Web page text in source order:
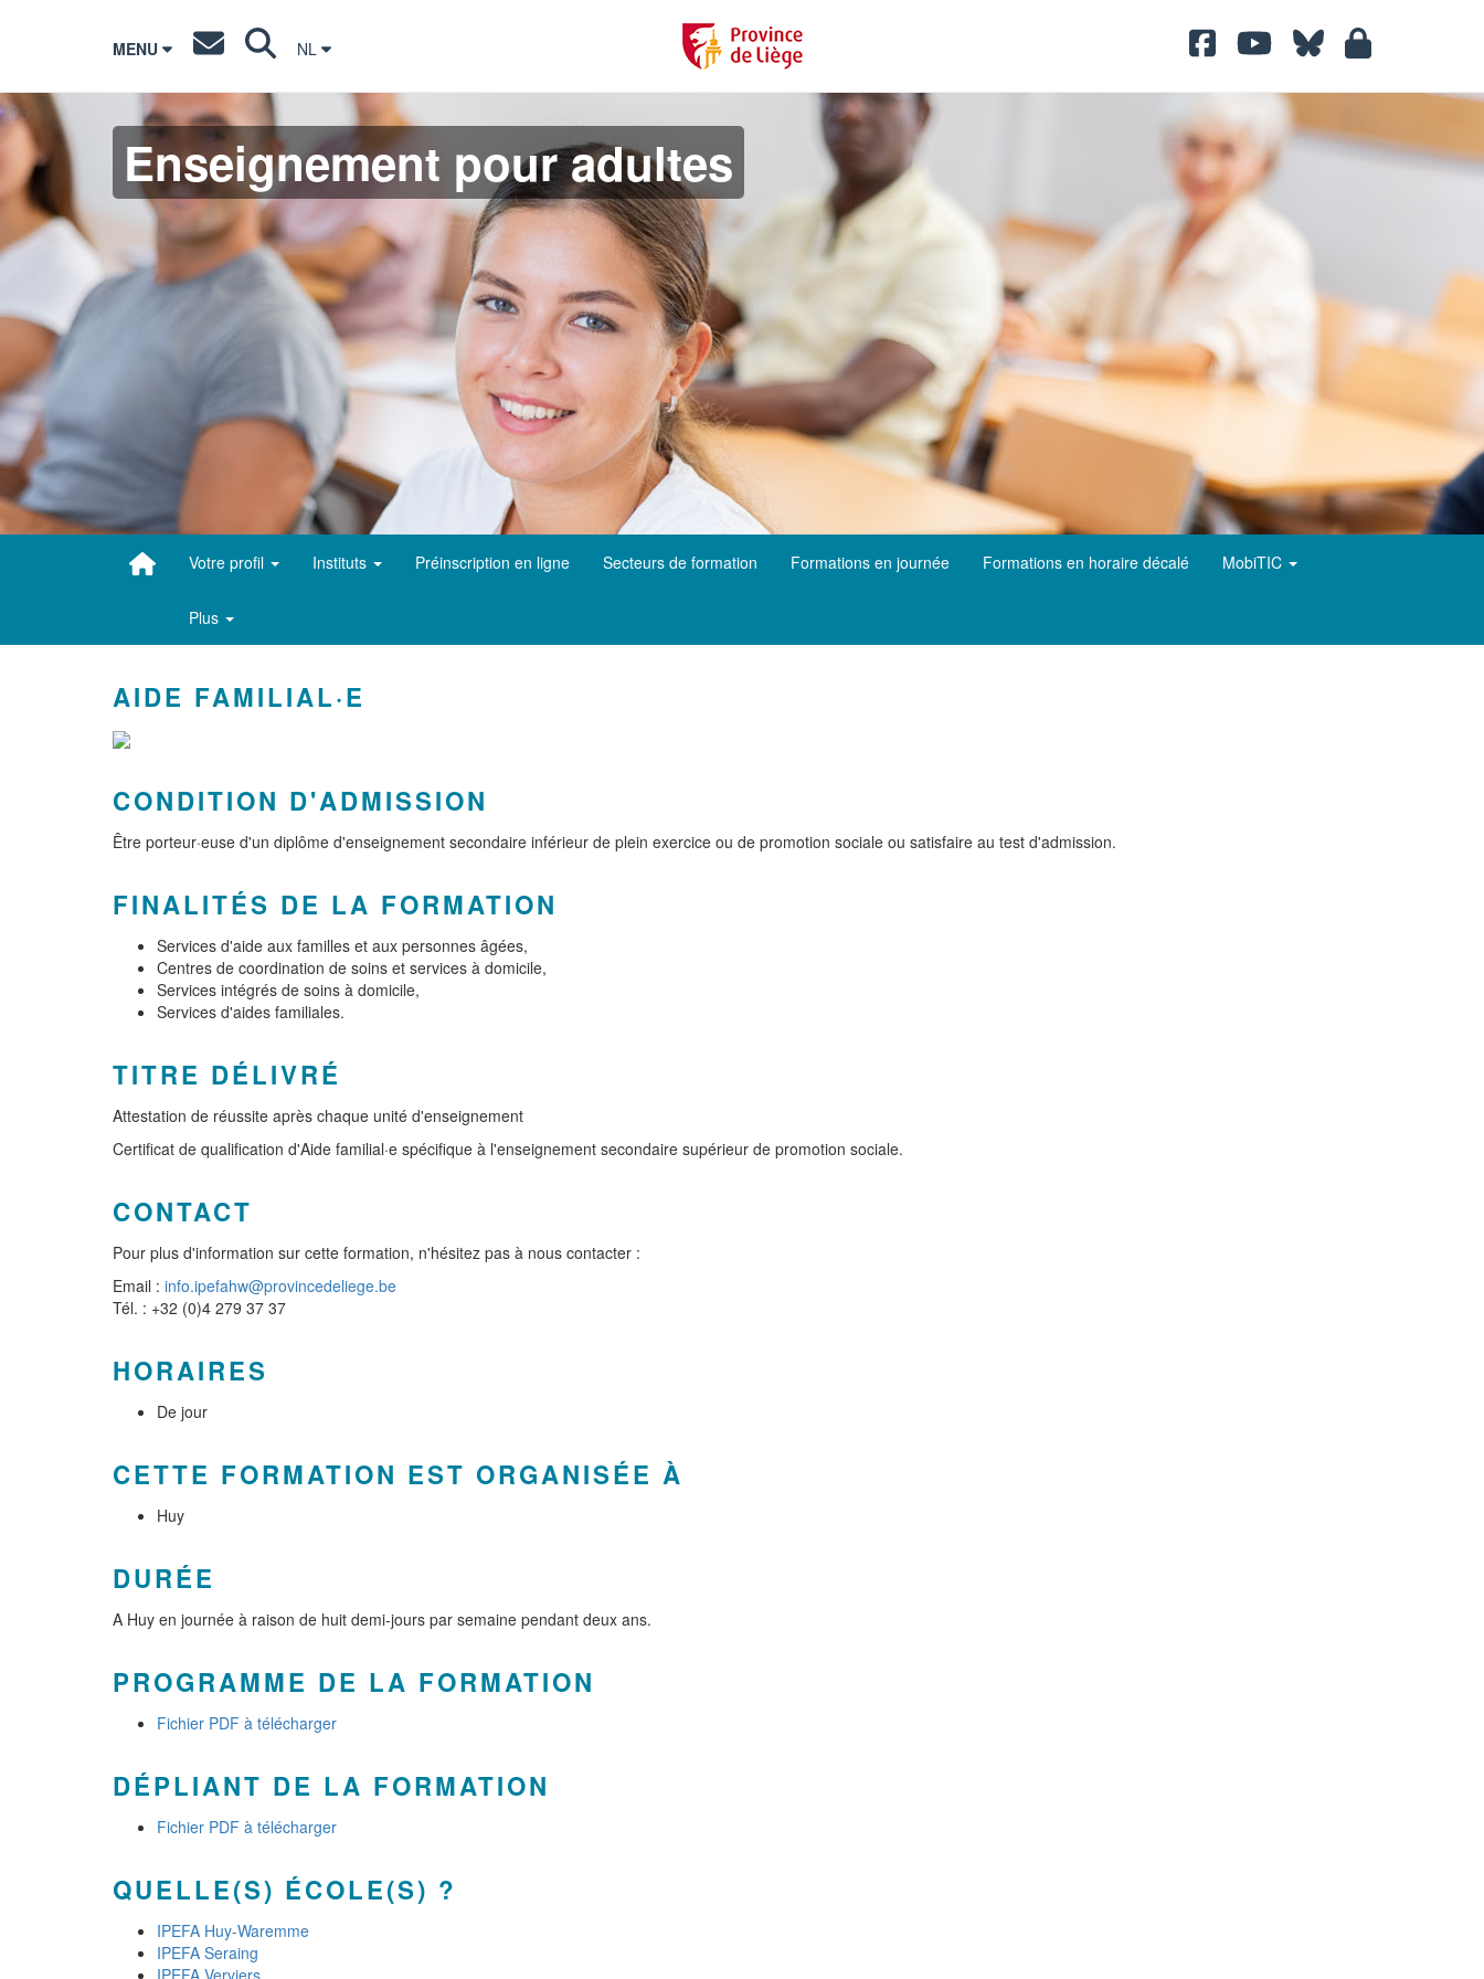
MENU NL
Enseignement pour adultes
Votre profil Instituts Préinscription en ligne Secteurs de formation Formations en journée Formations en horaire décalé MobiTIC
Plus
AIDE FAMILIAL·E
CONDITION D'ADMISSION
Être porteur·euse d'un diplôme d'enseignement secondaire inférieur de plein exercice ou de promotion sociale ou satisfaire au test d'admission.
FINALITÉS DE LA FORMATION
Services d'aide aux familles et aux personnes âgées,
Centres de coordination de soins et services à domicile,
Services intégrés de soins à domicile,
Services d'aides familiales.
TITRE DÉLIVRÉ
Attestation de réussite après chaque unité d'enseignement
Certificat de qualification d'Aide familial·e spécifique à l'enseignement secondaire supérieur de promotion sociale.
CONTACT
Pour plus d'information sur cette formation, n'hésitez pas à nous contacter :
Email : info.ipefahw@provincedeliege.be
Tél. : +32 (0)4 279 37 37
HORAIRES
De jour
CETTE FORMATION EST ORGANISÉE À
Huy
DURÉE
A Huy en journée à raison de huit demi-jours par semaine pendant deux ans.
PROGRAMME DE LA FORMATION
Fichier PDF à télécharger
DÉPLIANT DE LA FORMATION
Fichier PDF à télécharger
QUELLE(S) ÉCOLE(S) ?
IPEFA Huy-Waremme
IPEFA Seraing